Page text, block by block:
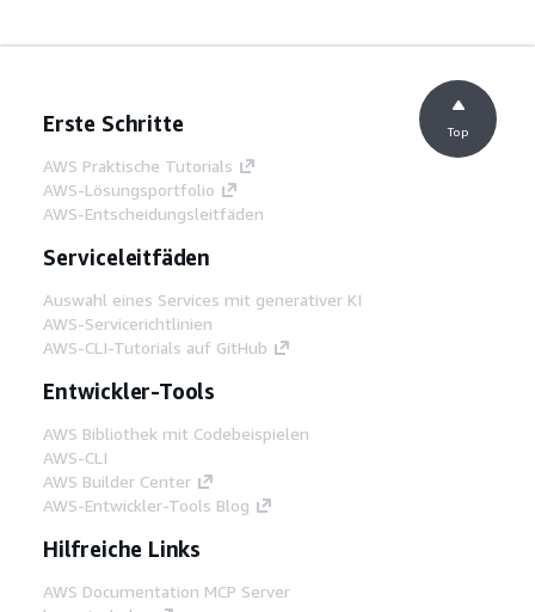
Erste Schritte
AWS Praktische Tutorials
AWS-Lösungsportfolio
AWS-Entscheidungsleitfäden
Serviceleitfäden
Auswahl eines Services mit generativer KI
AWS-Servicerichtlinien
AWS-CLI-Tutorials auf GitHub
Entwickler-Tools
AWS Bibliothek mit Codebeispielen
AWS-CLI
AWS Builder Center
AWS-Entwickler-Tools Blog
Hilfreiche Links
AWS Documentation MCP Server
Top